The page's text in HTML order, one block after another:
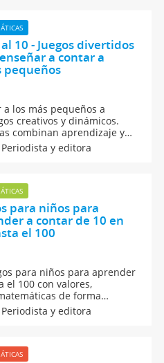
10 - Juegos divertidos
a contar a
pequeños
los más pequeños a
creativos y dinámicos.
combinan aprendizaje y
a desarrollar las
temprana edad.
Periodista y editora
para niños para
a contar de 10 en
el 100
para niños para aprender
el 100 con valores,
de forma
actividades combinan
como el trabajo
Periodista y editora